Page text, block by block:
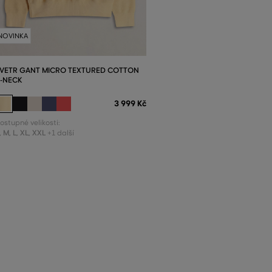
GANT MICRO TEXTURED COTTON
NECK
3 999 Kč
velikosti:
, M, L, XL, XXL +1 další